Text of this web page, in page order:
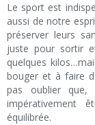
Le sport est
aussi de notre
préserver leurs
juste pour sortir
quelques
bouger et à faire
pas oublier
impérativement
équilibrée.